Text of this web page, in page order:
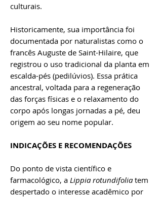
culturais.
Historicamente, sua importância foi
documentada por naturalistas como o
francês Auguste de Saint-Hilaire, que
registrou o uso tradicional da planta em
escalda-pés (pedilúvios). Essa prática
ancestral, voltada para a regeneração
das forças físicas e o relaxamento do
corpo após longas jornadas a pé, deu
origem ao seu nome popular.
INDICAÇÕES E RECOMENDAÇÕES
Do ponto de vista científico e
farmacológico, a Lippia rotundifoliatem
despertado o interesse acadêmico por